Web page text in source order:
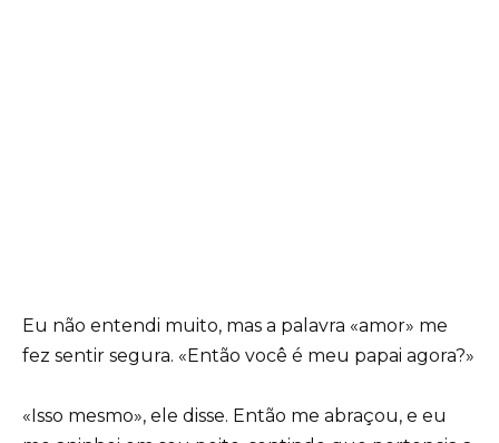
Eu não entendi muito, mas a palavra «amor» me
fez sentir segura. «Então você é meu papai agora?»
«Isso mesmo», ele disse. Então me abraçou, e eu